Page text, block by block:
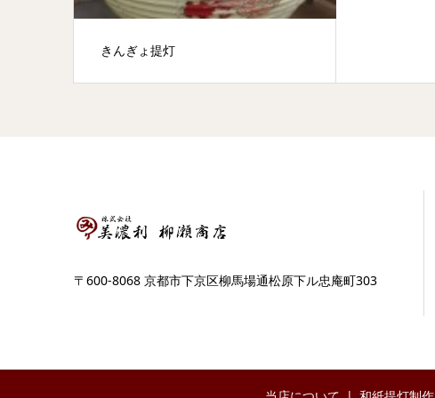
きんぎょ提灯
〒600-8068 京都市下京区柳馬場通松原下ル忠庵町303